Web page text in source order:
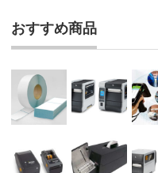
おすすめ商品